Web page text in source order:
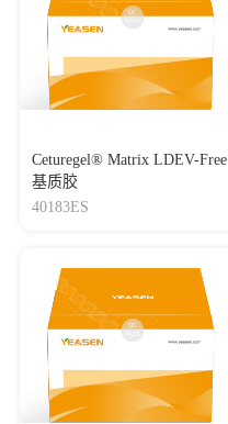
Ceturegel® Matrix LDEV-Free
基质胶
40183ES